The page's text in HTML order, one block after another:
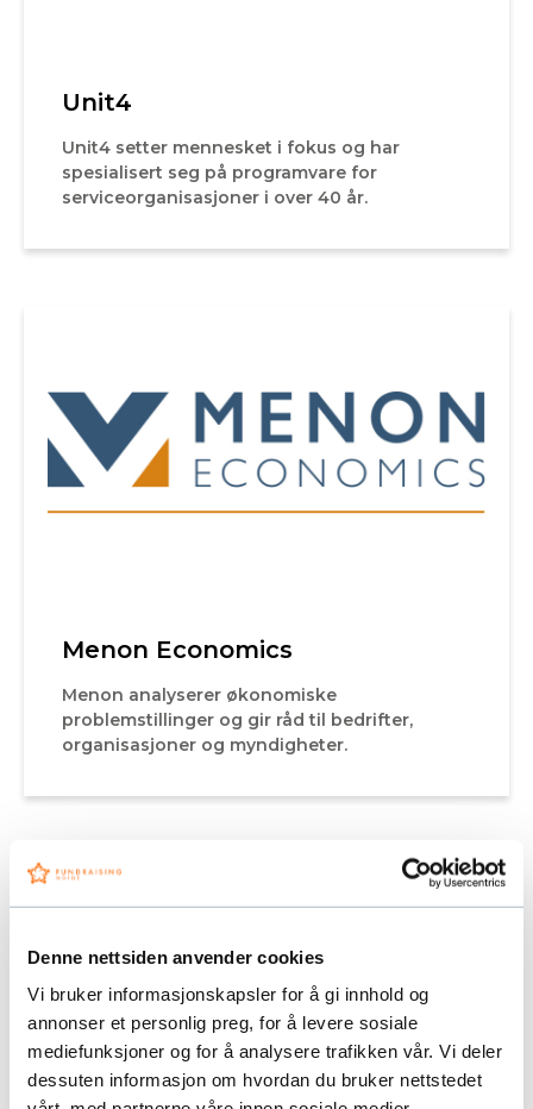
Denne nettsiden anvender cookies
Vi bruker informasjonskapsler for å gi innhold og
annonser et personlig preg, for å levere sosiale
mediefunksjoner og for å analysere trafikken vår. Vi deler
dessuten informasjon om hvordan du bruker nettstedet
Unit4
Unit4 setter mennesket i fokus og har
spesialisert seg på programvare for
serviceorganisasjoner i over 40 år.
Menon Economics
Menon analyserer økonomiske
problemstillinger og gir råd til bedrifter,
organisasjoner og myndigheter.